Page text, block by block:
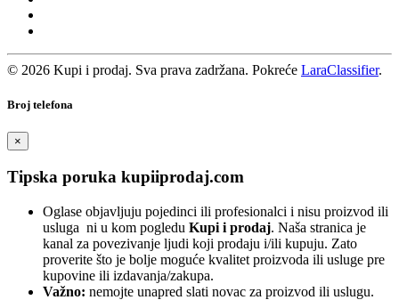
© 2026 Kupi i prodaj. Sva prava zadržana. Pokreće LaraClassifier.
Broj telefona
×
Tipska poruka kupiiprodaj.com
Oglase objavljuju pojedinci ili profesionalci i nisu proizvod ili
usluga ​​ ni u kom pogledu Kupi i prodaj. Naša stranica je
kanal za povezivanje ljudi koji prodaju i/ili kupuju. Zato
proverite što je bolje moguće kvalitet proizvoda ili usluge pre
kupovine ili izdavanja/zakupa.
Važno: nemojte unapred slati novac za proizvod ili uslugu.